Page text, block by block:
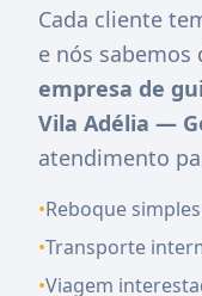
Cada cliente
e nós sabemos
empresa de
Vila Adélia —
atendimento
•Reboque
•Transporte
•Viagem